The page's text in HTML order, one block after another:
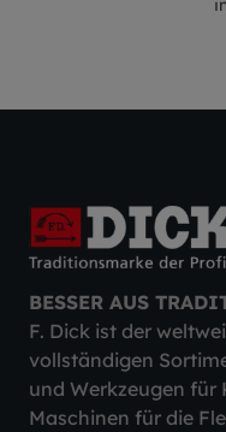
BESSER AUS
F. Dick ist der
vollständigen
und Werkzeugen für
Maschinen für die